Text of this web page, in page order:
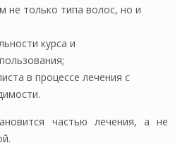
не только типа волос, но и
курса и
в процессе лечения с
частью лечения, а не